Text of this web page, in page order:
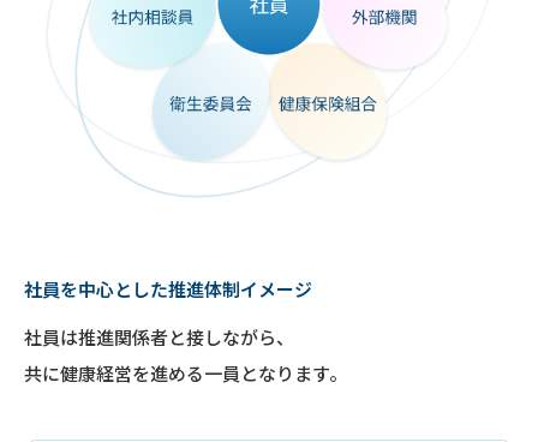
社員を中心とした推進体制イメージ
社員は推進関係者と接しながら、
共に健康経営を進める一員となります。